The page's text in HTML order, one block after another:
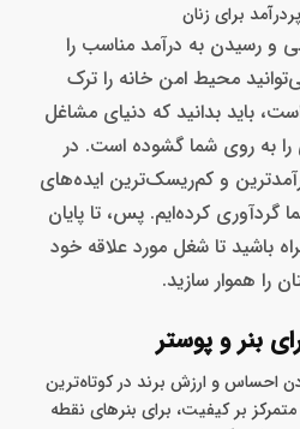
برای زنان
و رسیدن به درآمد مناسب را
محیط امن خانه را ترک
باید بدانید که دنیای مشاغل
به روی شما گشوده است. در
و کم‌ریسک‌ترین ایده‌های
گردآوری کرده‌ایم. پس، تا پایان
باشید تا شغل مورد علاقه خود
را هموار سازید.
بنر و پوستر
احساس و ارزش برند در کوتاه‌ترین
بر کیفیت، برای بنرهای نقطه